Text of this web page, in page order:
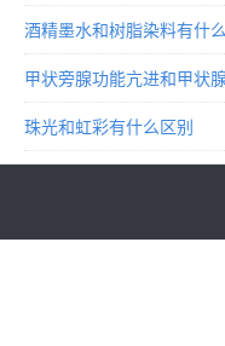
酒精墨水和树脂染料有什
甲状旁腺功能亢进和甲状
珠光和虹彩有什么区别